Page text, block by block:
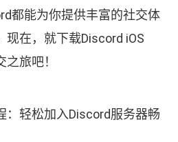
都能为你提供丰富的社交体
现在，就下载Discord iOS
旅吧！